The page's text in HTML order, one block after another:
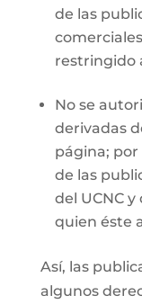
de las
restringido
No se
derivadas
página;
de las
del UCNC
quien éste
Así, las
algunos